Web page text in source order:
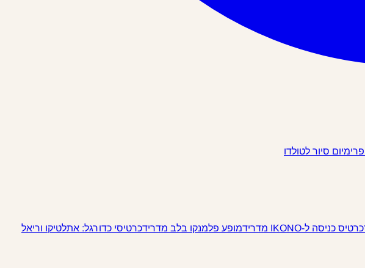
סיור לטולדו
כרטיס כניסה ל-IKONO מדריד מופע פלמנקו בלב מדרידכרטיסי כדורגל: אתלטיקו וריאל